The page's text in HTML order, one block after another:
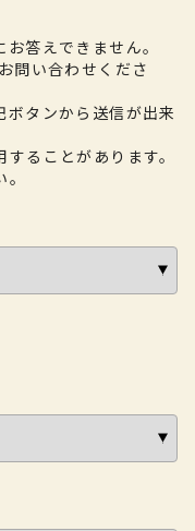
答えできません。
問い合わせくださ
タンから送信が出来
ることがあります。